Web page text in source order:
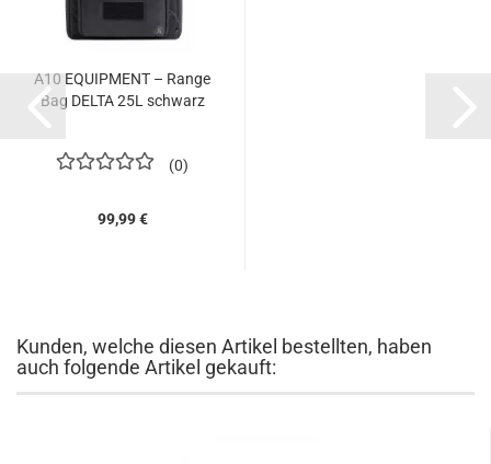
A10 EQUIPMENT – Range
Bag DELTA 25L schwarz
0
99,99 €
Kunden, welche diesen Artikel bestellten, haben
auch folgende Artikel gekauft: